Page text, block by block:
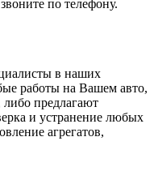
по телефону.
в наших
работы на Вашем авто,
либо предлагают
и устранение любых
агрегатов,